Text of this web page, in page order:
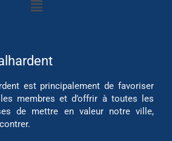
est principalement de favoriser
membres et d’offrir à toutes les
de mettre en valeur notre ville,